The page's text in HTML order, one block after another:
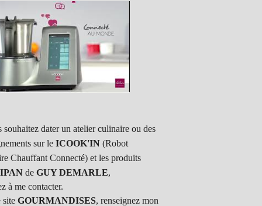
souhaitez dater un atelier culinaire ou des
sur le ICOOK'IN (Robot
Chauffant Connecté) et les produits
de GUY DEMARLE,
à me contacter.
site GOURMANDISES, renseignez mon